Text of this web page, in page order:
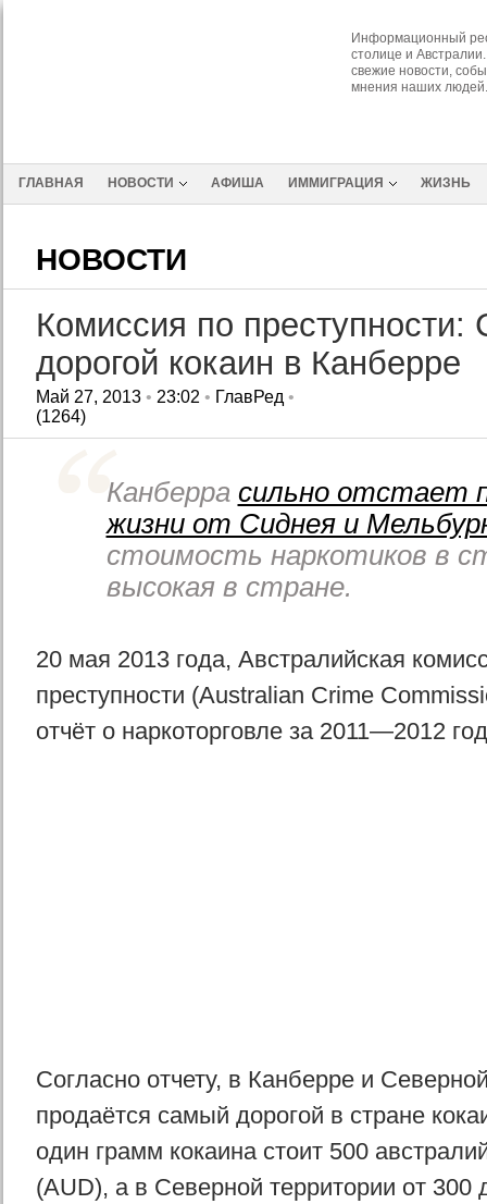
Информационный
столице и
свежие новости,
мнения наших людей.
ГЛАВНАЯ НОВОСТИ АФИША ИММИГРАЦИЯ ЖИЗНЬ
НОВОСТИ
Комиссия по
дорогой кокаин в Канберре
Май 27, 2013• 23:02 • ГлавРед •
(1264)
Канберра сильно отстает
жизни от Сиднея и
стоимость наркотиков в
высокая в стране.
20 мая 2013 года, Австралийская
преступности (Australian Crime
отчёт о наркоторговле за 2011—2012
Согласно отчету, в Канберре и
продаётся самый дорогой в стране
один грамм кокаина стоит 500
(AUD), а в Северной территории от 300